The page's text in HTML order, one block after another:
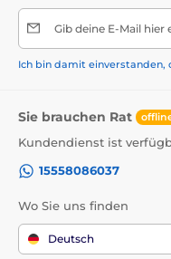
Gib deine E-Mail hier
Ich bin damit einverstanden,
Sie brauchen Rat
Kundendienst ist
15558086037
Wo Sie uns finden
Deutsch